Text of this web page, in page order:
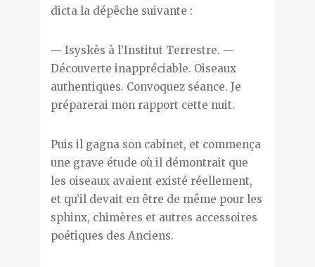
dicta la dépêche suivante :
— Isyskès à l’Institut Terrestre. —
Découverte inappréciable. Oiseaux
authentiques. Convoquez séance. Je
préparerai mon rapport cette nuit.
Puis il gagna son cabinet, et commença
une grave étude où il démontrait que
les oiseaux avaient existé réellement,
et qu’il devait en être de même pour les
sphinx, chimères et autres accessoires
poétiques des Anciens.